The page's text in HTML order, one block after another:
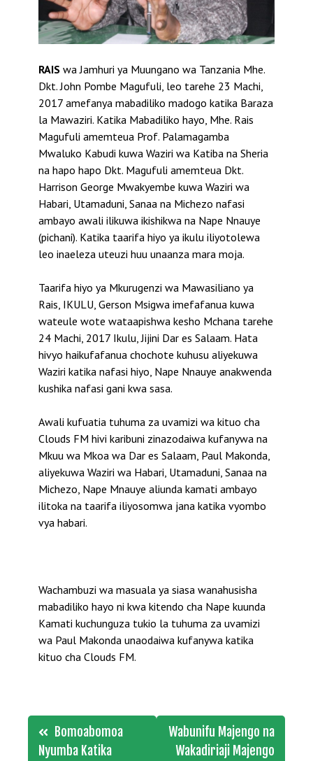
RAIS wa Jamhuri ya Muungano wa Tanzania Mhe.
Dkt. John Pombe Magufuli, leo tarehe 23 Machi,
2017 amefanya mabadiliko madogo katika Baraza
la Mawaziri. Katika Mabadiliko hayo, Mhe. Rais
Magufuli amemteua Prof. Palamagamba
Mwaluko Kabudi kuwa Waziri wa Katiba na Sheria
na hapo hapo Dkt. Magufuli amemteua Dkt.
Harrison George Mwakyembe kuwa Waziri wa
Habari, Utamaduni, Sanaa na Michezo nafasi
ambayo awali ilikuwa ikishikwa na Nape Nnauye
(pichani). Katika taarifa hiyo ya ikulu iliyotolewa
leo inaeleza uteuzi huu unaanza mara moja.
Taarifa hiyo ya Mkurugenzi wa Mawasiliano ya
Rais, IKULU, Gerson Msigwa imefafanua kuwa
wateule wote wataapishwa kesho Mchana tarehe
24 Machi, 2017 Ikulu, Jijini Dar es Salaam. Hata
hivyo haikufafanua chochote kuhusu aliyekuwa
Waziri katika nafasi hiyo, Nape Nnauye anakwenda
kushika nafasi gani kwa sasa.
Awali kufuatia tuhuma za uvamizi wa kituo cha
Clouds FM hivi karibuni zinazodaiwa kufanywa na
Mkuu wa Mkoa wa Dar es Salaam, Paul Makonda,
aliyekuwa Waziri wa Habari, Utamaduni, Sanaa na
Michezo, Nape Mnauye aliunda kamati ambayo
ilitoka na taarifa iliyosomwa jana katika vyombo
vya habari.
Wachambuzi wa masuala ya siasa wanahusisha
mabadiliko hayo ni kwa kitendo cha Nape kuunda
Kamati kuchunguza tukio la tuhuma za uvamizi
wa Paul Makonda unaodaiwa kufanywa katika
kituo cha Clouds FM.
Post
navigation
Bomoabomoa
Nyumba Katika
Wabunifu Majengo na
Wakadiriaji Majengo